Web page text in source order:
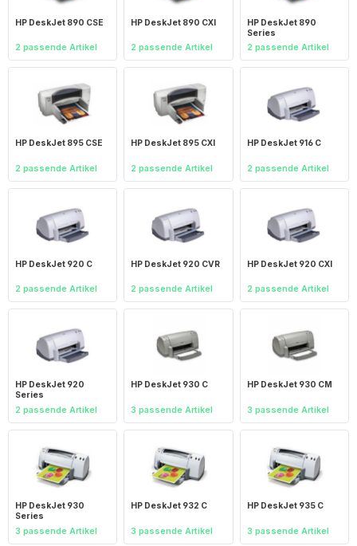
HP DeskJet 890 CSE
2 passende Artikel
HP DeskJet 890 CXI
2 passende Artikel
HP DeskJet 890
Series
2 passende Artikel
HP DeskJet 895 CSE
2 passende Artikel
HP DeskJet 895 CXI
2 passende Artikel
HP DeskJet 916 C
2 passende Artikel
HP DeskJet 920 C
2 passende Artikel
HP DeskJet 920 CVR
2 passende Artikel
HP DeskJet 920 CXI
2 passende Artikel
HP DeskJet 920
Series
2 passende Artikel
HP DeskJet 930 C
3 passende Artikel
HP DeskJet 930 CM
3 passende Artikel
HP DeskJet 930
Series
3 passende Artikel
HP DeskJet 932 C
3 passende Artikel
HP DeskJet 935 C
3 passende Artikel